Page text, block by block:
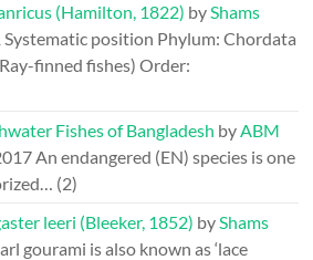
(Hamilton, 1822) byShams
Systematic position Phylum: Chordata
finned fishes) Order:
Fishes of Bangladesh byABM
An endangered (EN) species is one
(2)
leeri (Bleeker, 1852) byShams
gourami is also known as ‘lace